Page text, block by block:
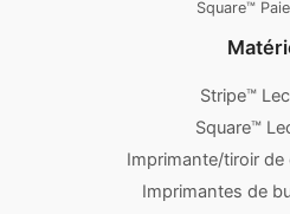
Square™
Stripe™
Square™
Imprimante/tiroir de
Imprimantes de